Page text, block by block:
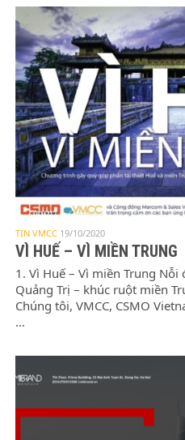
TIN VMCC19/10/2020
VÌ HUẾ – VÌ MIỀN TRUNG
1. Vì Huế – Vì miền Trung
Quảng Trị – khúc ruột miền
Chúng tôi, VMCC, CSMO
…